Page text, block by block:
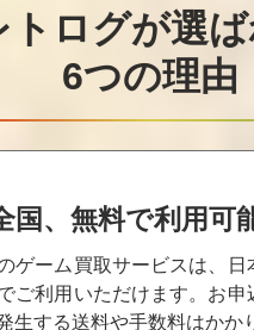
15,000
ター
パイ
13,600
リーグボウリン
グ
トログが選
6つの理由
国、無料で利用可
ゲーム買取サービスは、日
ご利用いただけます。お申
生する送料や手数料はかか